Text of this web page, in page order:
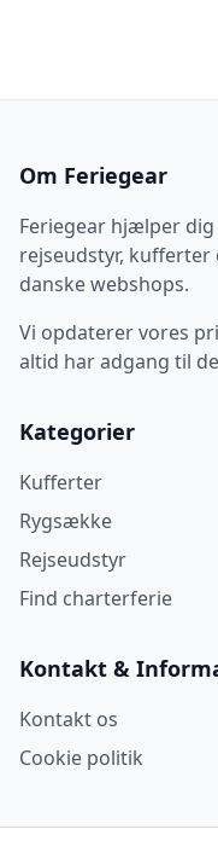
kuff
Om Feriegear
Feriegear hjælper
rejseudstyr,
danske webshops.
Vi opdaterer vores
altid har adgang til
Kategorier
Kufferter
Rygsække
Rejseudstyr
Find charterferie
Kontakt &
Kontakt os
Cookie politik